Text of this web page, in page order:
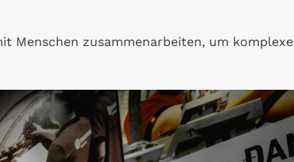
Menschen zusammenarbeiten, um komplexe